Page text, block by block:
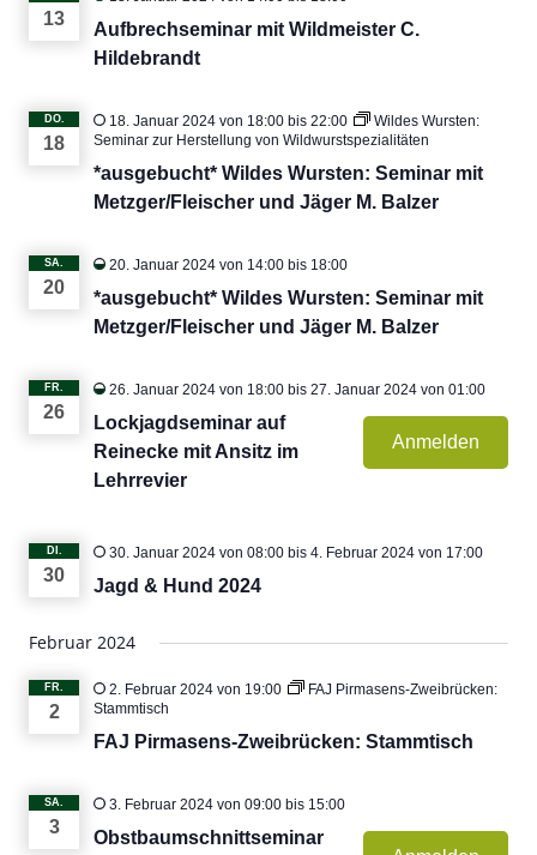
13
Aufbrechseminar mit Wildmeister C.
Hildebrandt
DO.
18
18. Januar 2024 von 18:00 bis 22:00
Wildes Wursten:
Seminar zur Herstellung von Wildwurstspezialitäten
*ausgebucht* Wildes Wursten: Seminar mit
Metzger/Fleischer und Jäger M. Balzer
SA.
20
20. Januar 2024 von 14:00 bis 18:00
*ausgebucht* Wildes Wursten: Seminar mit
Metzger/Fleischer und Jäger M. Balzer
FR.
26
26. Januar 2024 von 18:00 bis 27. Januar 2024 von 01:00
Lockjagdseminar auf
Reinecke mit Ansitz im
Lehrrevier
Anmelden
DI.
30
30. Januar 2024 von 08:00 bis 4. Februar 2024 von 17:00
Jagd & Hund 2024
Februar 2024
FR.
2
2. Februar 2024 von 19:00
FAJ Pirmasens-Zweibrücken:
Stammtisch
FAJ Pirmasens-Zweibrücken: Stammtisch
SA.
3
3. Februar 2024 von 09:00 bis 15:00
Obstbaumschnittseminar